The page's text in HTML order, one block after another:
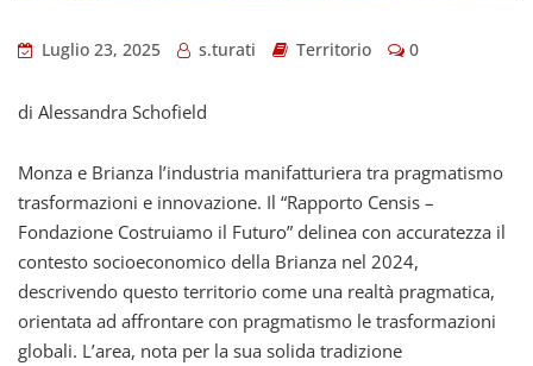
Luglio 23, 2025 s.turati Territorio 0
di Alessandra Schofield
Monza e Brianza l’industria manifatturiera tra pragmatismo
trasformazioni e innovazione. Il “Rapporto Censis –
Fondazione Costruiamo il Futuro” delinea con accuratezza il
contesto socioeconomico della Brianza nel 2024,
descrivendo questo territorio come una realtà pragmatica,
orientata ad affrontare con pragmatismo le trasformazioni
globali. L’area, nota per la sua solida tradizione